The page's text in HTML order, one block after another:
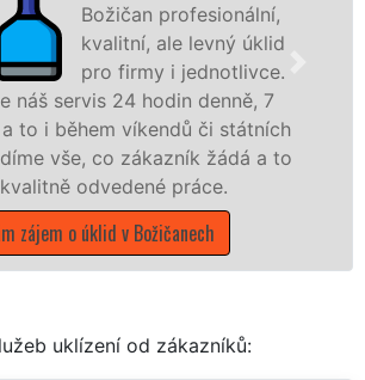
úklid
7
státních
a to
nabízíme pro
státní podniky,
Karlovarském
uklízení od zákazníků: